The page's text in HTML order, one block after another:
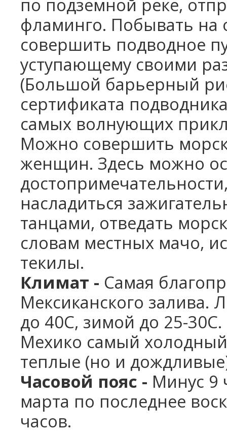
по подземной реке,
фламинго. Побывать на
совершить подводное
уступающему своими
(Большой барьерный
сертификата
самых волнующих
Можно совершить
женщин. Здесь можно
насладиться
танцами, отведать
словам местных мачо,
текилы.
Климат - Самая
Мексиканского залива.
до 40С, зимой до 25-
Мехико самый
теплые (но и
Часовой пояс - Минус 9
марта по последнее
часов.